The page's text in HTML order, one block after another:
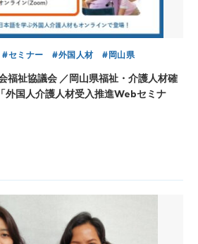
セミナー 外国人材 岡山県
福祉協議会 ／岡山県福祉・介護人材確
外国人介護人材受入推進Webセミナ